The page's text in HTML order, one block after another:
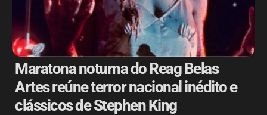
Maratona noturna do Reag Belas
Artes reúne terror nacional inédito e
clássicos de Stephen King